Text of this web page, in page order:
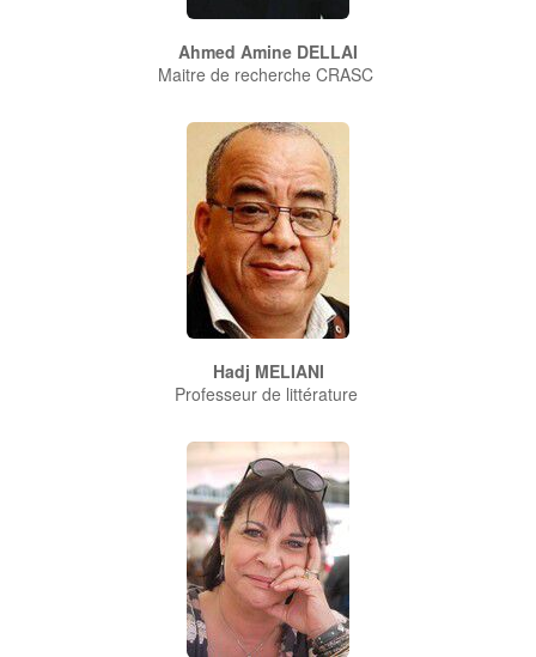
Ahmed Amine DELLAI
Maitre de recherche CRASC
Hadj MELIANI
Professeur de littérature